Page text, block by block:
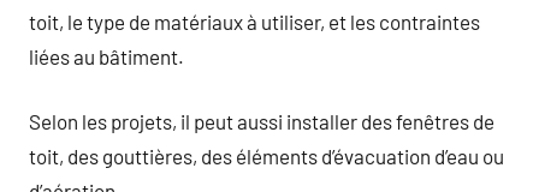
toit, le type de matériaux à utiliser, et les contraintes
liées au bâtiment.
Selon les projets, il peut aussi installer des fenêtres de
toit, des gouttières, des éléments d’évacuation d’eau ou